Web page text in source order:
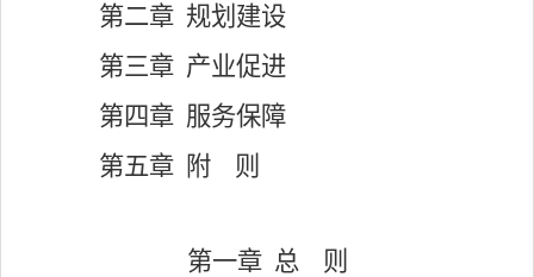
第二章 规划建设
第三章 产业促进
第四章 服务保障
第五章 附 则
第一章 总 则